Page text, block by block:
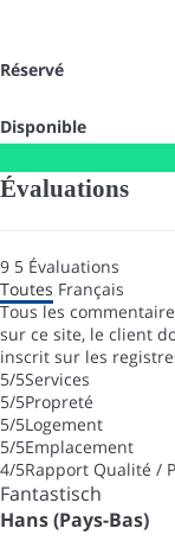
Réservé
Disponible
Évaluations
9 5 Évaluations
Toutes Français
Tous les
sur ce site, le client
inscrit sur les
5/5Services
5/5Propreté
5/5Logement
5/5Emplacement
4/5Rapport Qualité /
Fantastisch
Hans (Pays-Bas)